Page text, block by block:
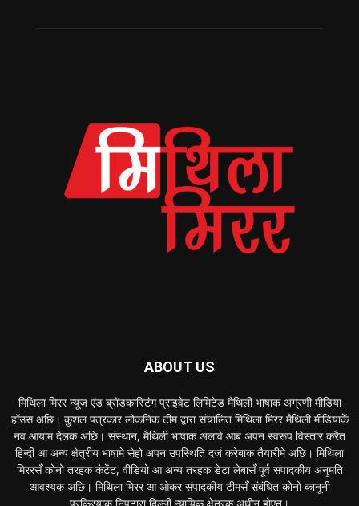
ABOUT US
मिथिला मिरर न्यूज एंड ब्रॉडकास्टिंग प्राइवेट लिमिटेड मैथिली भाषाक अग्रणी मीडिया
हॉउस अछि। कुशल पत्रकार लोकनिक टीम द्वारा संचालित मिथिला मिरर मैथिली मीडियाकेँ
नव आयाम देलक अछि। संस्थान, मैथिली भाषाक अलावे आब अपन स्वरूप विस्तार करैत
हिन्दी आ अन्य क्षेत्रीय भाषामे सेहो अपन उपस्थिति दर्ज करेबाक तैयारीमे अछि। मिथिला
मिररसँ कोनो तरहक कंटेंट, वीडियो आ अन्य तरहक डेटा लेबासँ पूर्व संपादकीय अनुमति
आवश्यक अछि। मिथिला मिरर आ ओकर संपादकीय टीमसँ संबंधित कोनो कानूनी